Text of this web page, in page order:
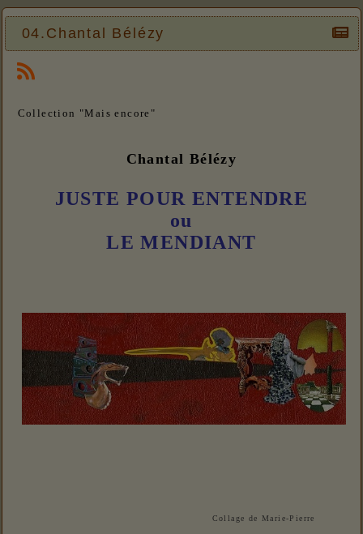
04.Chantal Bélézy
Collection "Mais encore"
Chantal Bélézy
JUSTE POUR ENTENDRE
ou
LE MENDIANT
Collage de Marie-Pierre